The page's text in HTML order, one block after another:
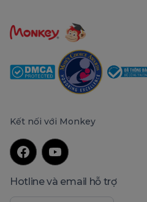
Kết nối với Monkey
Hotline và email hỗ trợ